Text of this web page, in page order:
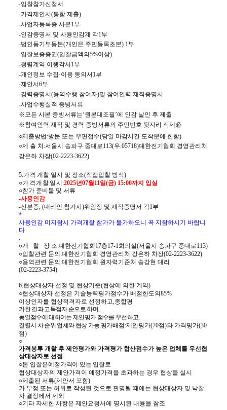
-입찰참가신청서
-가격제안서(봉함 제출)
-사업자등록증 사본1부
-인감증명서 및 사용인감계 각1 부
-법인등기부등본(개인은 주민등록초본) 1부
-입찰보증증권(입찰금액의5%이상)
-청렴계약 이행각서1부
-개인정보 수집·이용 동의서1 부
-제안서6부
-경력증명서(용역수행 참여자)및 참여인력 재직증명서
-사업수행실적 증빙서류
※ 모든 사본 증빙서류는‘원본대조필’에 인감 날인 후 제출
※참여인력 재직 및 경력 증빙서류의 주민번호 뒷자리 삭제必
○제출방법:방문 또는 우편접수(당일 마감시간 도착분에 한함)
○제 출 처 :서울시 송파구 중대로113(우:05718)대한전기협회 경영관리처
강은하 차장(02-2223-3622)
5.가격 개찰 일시 및 장소(직접입찰 방식)
○가격개찰일시:2025년07월11 일(금) 15:00까지 입실
○참가 준비물 및 서류
-사용인감
-신분증, (대리인 참가시)위임장 및 재직증명서 각1부
*
사용인감 미지참시 가격개찰 참가가 불가하오니 꼭 지참하시기 바랍니
다
.
○개 찰 장 소:대한전기협회 17층17-1회의실(서울시 송파구 중대로113)
○입찰관련 문의:대한전기협회 경영관리처 강은하 차장(02-2223-3622)
○용역관련 문의:대한전기협회 원자력기준처 송강현 대리
(02-2223-3754)
6.협상대상자 선정 및 협상기준(협상에 의한 계약)
○협상대상자 선정은 기술능력평가점수가 배점한도의85%
이상인자를 협상적격자로 선정하고 종합평
가한 결과 고득점자 순으로 하며,
동일점수에 대하여는 제안평가 점수를 우선하고,
결렬시 차 순위 업체와 협상 가능.평가배점:제안평가(70점)와 가격평가(30
점)
○
가격봉투 개찰 후 제안평가와 가격평가 합산점수가 높은 업체를 우선협
상대상자로 선정
○본 입찰은예정가격이 있는 입찰로
협상대상자의 제안가격이 예정가격을 초과하는 경우 협상을 실시
○제출된 서류(제안서 포함)
가 부정 또는 허위로 작성된 것으로 판명될 때에는 협상대상자 및 낙찰
자 결정에서 제외
○기타 자세한 사항은 제안요청서에 명시된 내용을 참조